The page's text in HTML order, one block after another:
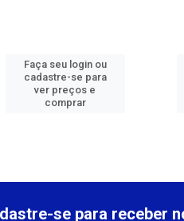
Faça seu login ou
cadastre-se para
ver preços e
comprar
se para receber